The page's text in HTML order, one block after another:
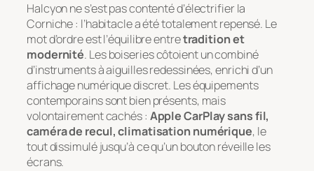
Halcyon ne s’est pas contenté d’électrifier la
Corniche : l’habitacle a été totalement repensé. Le
mot d’ordre est l’équilibre entretradition et
modernité. Les boiseries côtoient un combiné
d’instruments à aiguilles redessinées, enrichi d’un
affichage numérique discret. Les équipements
contemporains sont bien présents, mais
volontairement cachés : Apple CarPlay sans fil,
caméra de recul, climatisation numérique, le
tout dissimulé jusqu’à ce qu’un bouton réveille les
écrans.